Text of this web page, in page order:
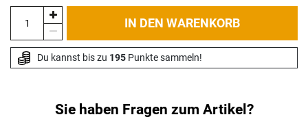
IN DEN WARENKORB
Du kannst bis zu 195 Punkte sammeln!
Sie haben Fragen zum Artikel?